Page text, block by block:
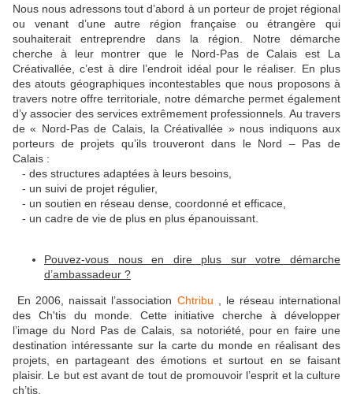
Nous nous adressons tout d’abord à un porteur de projet régional
ou venant d’une autre région française ou étrangère qui
souhaiterait entreprendre dans la région. Notre démarche
cherche à leur montrer que le Nord-Pas de Calais est La
Créativallée, c’est à dire l’endroit idéal pour le réaliser. En plus
des atouts géographiques incontestables que nous proposons à
travers notre offre territoriale, notre démarche permet également
d’y associer des services extrêmement professionnels. Au travers
de « Nord-Pas de Calais, la Créativallée » nous indiquons aux
porteurs de projets qu’ils trouveront dans le Nord – Pas de
Calais :
- des structures adaptées à leurs besoins,
- un suivi de projet régulier,
- un soutien en réseau dense, coordonné et efficace,
- un cadre de vie de plus en plus épanouissant.
Pouvez-vous nous en dire plus sur votre démarche
d’ambassadeur ?
En 2006, naissait l’association Chtribu
, le réseau international
des Ch'tis du monde. Cette initiative cherche à développer
l’image du Nord Pas de Calais, sa notoriété, pour en faire une
destination intéressante sur la carte du monde en réalisant des
projets, en partageant des émotions et surtout en se faisant
plaisir. Le but est avant de tout de promouvoir l’esprit et la culture
ch’tis.